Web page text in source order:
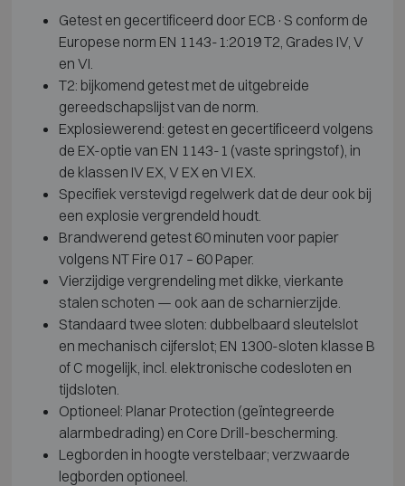
Getest en gecertificeerd door ECB·S conform de
Europese norm EN 1143-1:2019 T2, Grades IV, V
en VI.
T2: bijkomend getest met de uitgebreide
gereedschapslijst van de norm.
Explosiewerend: getest en gecertificeerd volgens
de EX-optie van EN 1143-1 (vaste springstof), in
de klassen IV EX, V EX en VI EX.
Specifiek verstevigd regelwerk dat de deur ook bij
een explosie vergrendeld houdt.
Brandwerend getest 60 minuten voor papier
volgens NT Fire 017 – 60 Paper.
Vierzijdige vergrendeling met dikke, vierkante
stalen schoten — ook aan de scharnierzijde.
Standaard twee sloten: dubbelbaard sleutelslot
en mechanisch cijferslot; EN 1300-sloten klasse B
of C mogelijk, incl. elektronische codesloten en
tijdsloten.
Optioneel: Planar Protection (geïntegreerde
alarmbedrading) en Core Drill-bescherming.
Legborden in hoogte verstelbaar; verzwaarde
legborden optioneel.